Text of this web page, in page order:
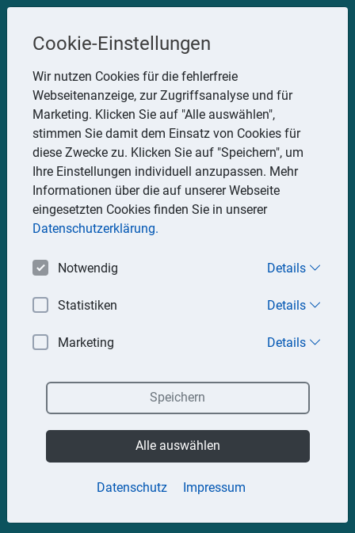
Steuerberater
Uwe Glauner
Erlachstraße 28, 75217 Birkenfeld
Telefon: 07082 7935533
Mobil: 0151 15330111
E-Mail:stbglauner@t-online.de
Impressum Datenschutz
Cookie-Einstellungen
Wir nutzen Cookies für die fehlerfreie
Webseitenanzeige, zur Zugriffsanalyse und für
Marketing. Klicken Sie auf "Alle auswählen",
stimmen Sie damit dem Einsatz von Cookies für
diese Zwecke zu. Klicken Sie auf "Speichern", um
Ihre Einstellungen individuell anzupassen. Mehr
Informationen über die auf unserer Webseite
eingesetzten Cookies finden Sie in unserer
Datenschutzerklärung.
Notwendig Details
Statistiken Details
Marketing Details
Datenschutz Impressum
Speichern
Alle auswählen